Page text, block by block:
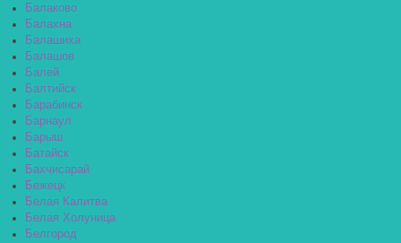
Балаково
Балахна
Балашиха
Балашов
Балей
Балтийск
Барабинск
Барнаул
Барыш
Батайск
Бахчисарай
Бежецк
Белая Калитва
Белая Холуница
Белгород